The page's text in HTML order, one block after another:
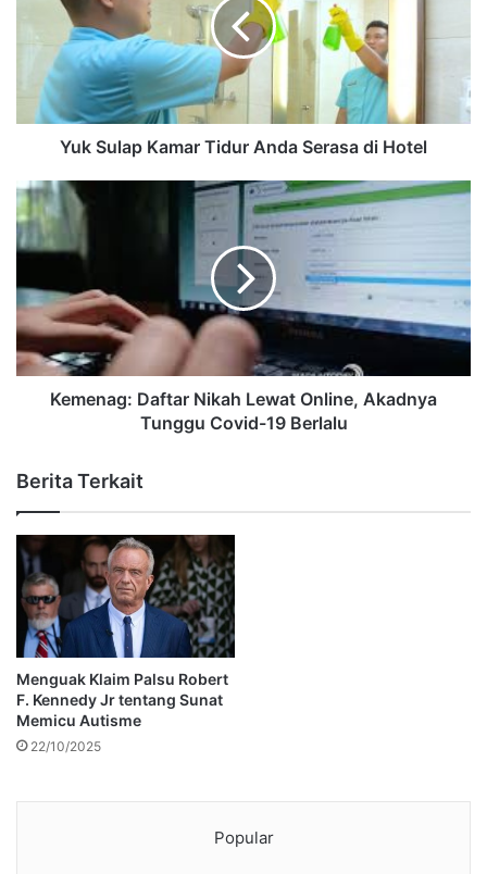
Yuk Sulap Kamar Tidur Anda Serasa di Hotel
Kemenag: Daftar Nikah Lewat Online, Akadnya
Tunggu Covid-19 Berlalu
Berita Terkait
Menguak Klaim Palsu Robert
F. Kennedy Jr tentang Sunat
Memicu Autisme
22/10/2025
Popular